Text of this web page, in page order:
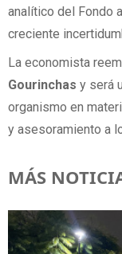
analítico del Fondo
creciente
La economista
Gourinchas y será
organismo en
y asesoramiento a
MÁS